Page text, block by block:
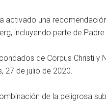
activado una
incluyendo parte de
de Corpus Christi y
27 de julio de 2020.
de la peligrosa